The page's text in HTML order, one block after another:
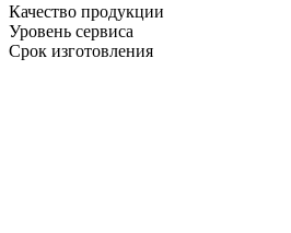
Качество продукции
Уровень сервиса
Срок изготовления